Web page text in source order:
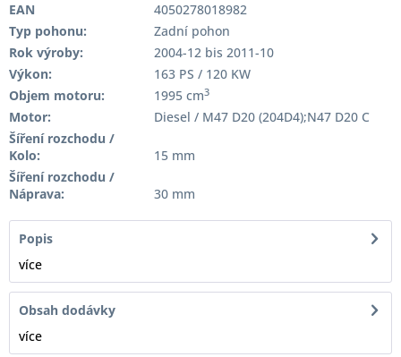
EAN
4050278018982
Typ pohonu:
Zadní pohon
Rok výroby:
2004-12 bis 2011-10
Výkon:
163 PS / 120 KW
Objem motoru:
1995 cm3
Motor:
Diesel / M47 D20 (204D4);N47 D20 C
Šíření rozchodu /
Kolo:
15 mm
Šíření rozchodu /
Náprava:
30 mm
Popis
více
Obsah dodávky
více